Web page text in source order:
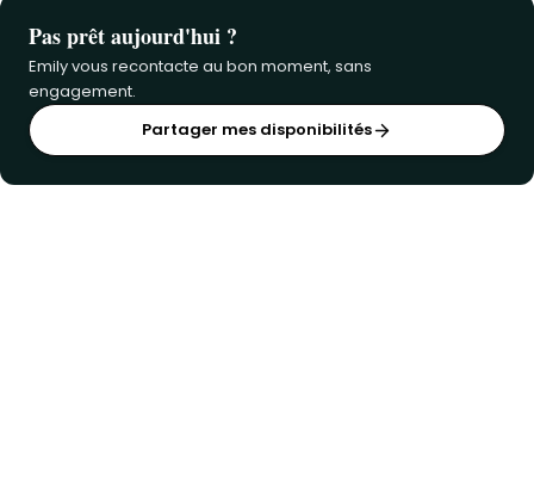
Pas prêt aujourd'hui ?
Emily vous recontacte au bon moment, sans
engagement.
Partager mes disponibilités